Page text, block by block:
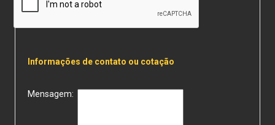
Informações de contato ou cotação
Mensagem: